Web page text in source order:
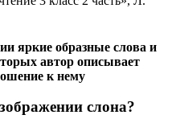
яркие образные слова и
автор описывает
к нему
слона?